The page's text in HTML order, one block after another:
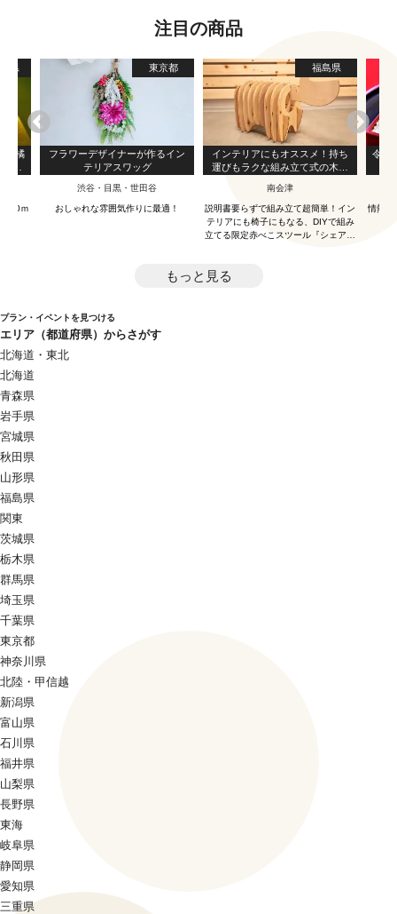
注目の商品
県
柑橘
100ｍ
東京都
フラワーデザイナーが作るイン
テリアスワッグ
渋谷・目黒・世田谷
おしゃれな雰囲気作りに最適！
福島県
インテリアにもオススメ！持ち
運びもラクな組み立て式の木製
南会津
説明書要らずで組み立て超簡単！イン
テリアにも椅子にもなる、DIYで組み
立てる限定赤べこスツール『シェアベ
令和
情熱を
もっと見る
プラン・イベントを見つける
エリア（都道府県）からさがす
北海道・東北
北海道
青森県
岩手県
宮城県
秋田県
山形県
福島県
関東
茨城県
栃木県
群馬県
埼玉県
千葉県
東京都
神奈川県
北陸・甲信越
新潟県
富山県
石川県
福井県
山梨県
長野県
東海
岐阜県
静岡県
愛知県
三重県